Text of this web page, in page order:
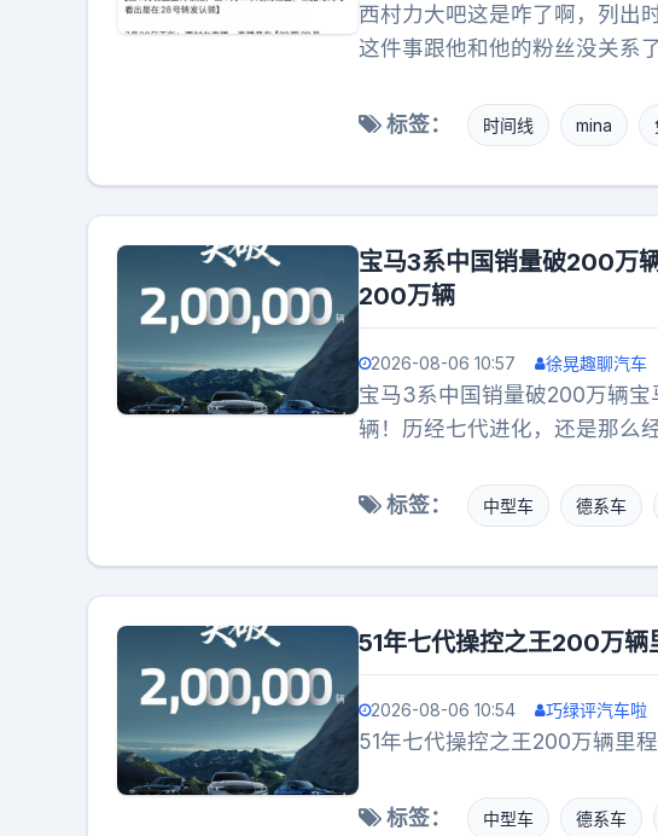
西村力大吧这是咋了啊，列出
这件事跟他和他的粉丝没关系
标签： 时间线 mina
宝马3系中国销量破200万
200万辆
2026-08-06 10:57 徐晃趣聊汽车
宝马3系中国销量破200万辆
辆！历经七代进化，还是那么经
标签： 中型车 德系车
51年七代操控之王200万辆
2026-08-06 10:54 巧绿评汽车啦
51年七代操控之王200万辆里
标签： 中型车 德系车